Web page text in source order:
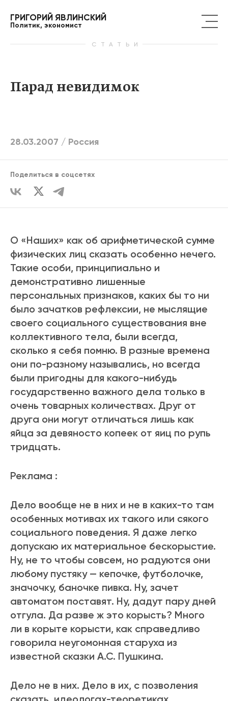
ГРИГОРИЙ ЯВЛИНСКИЙ
Политик, экономист
СТАТЬИ
Парад невидимок
28.03.2007 / Россия
Поделиться в соцсетях
О «Наших» как об арифметической сумме
физических лиц сказать особенно нечего.
Такие особи, принципиально и
демонстративно лишенные
персональных признаков, каких бы то ни
было зачатков рефлексии, не мыслящие
своего социального существования вне
коллективного тела, были всегда,
сколько я себя помню. В разные времена
они по-разному назывались, но всегда
были пригодны для какого-нибудь
государственно важного дела только в
очень товарных количествах. Друг от
друга они могут отличаться лишь как
яйца за девяносто копеек от яиц по рупь
тридцать.
Реклама :
Дело вообще не в них и не в каких-то там
особенных мотивах их такого или сякого
социального поведения. Я даже легко
допускаю их материальное бескорыстие.
Ну, не то чтобы совсем, но радуются они
любому пустяку — кепочке, футболочке,
значочку, баночке пивка. Ну, зачет
автоматом поставят. Ну, дадут пару дней
отгула. Да разве ж это корысть? Много
ли в корыте корысти, как справедливо
говорила неугомонная старуха из
известной сказки А.С. Пушкина.
Дело не в них. Дело в их, с позволения